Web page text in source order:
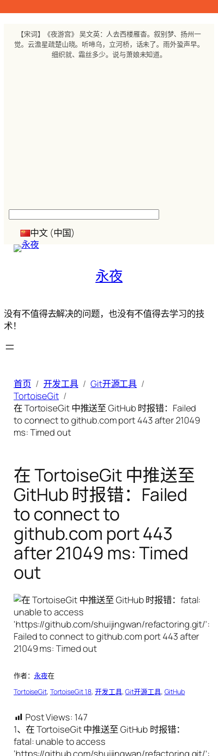
【宋词】《夜游宫》 吴文英：人去西楼雁杳。叙别梦、扬州一
觉。云澹星疏楚山晓。听啼乌，立河桥，话未了。雨外蛩声早。
细织就、霜丝多少。说与萧娘未知道。
中文 (中国)
永夜
没有不值得去解决的问题，也没有不值得去学习的技
术！
首页 开发工具
Git开源工具
TortoiseGit
在 TortoiseGit 中推送至 GitHub 时报错：Failed
to connect to github.com port 443 after 21049
ms: Timed out
在 TortoiseGit 中推送至
GitHub 时报错：Failed
to connect to
github.com port 443
after 21049 ms: Timed
out
作者： 永夜在
TortoiseGit, TortoiseGit 1.8, 开发工具, Git开源工具, GitHub
Post Views: 147
1、在 TortoiseGit 中推送至 GitHub 时报错：
fatal: unable to access